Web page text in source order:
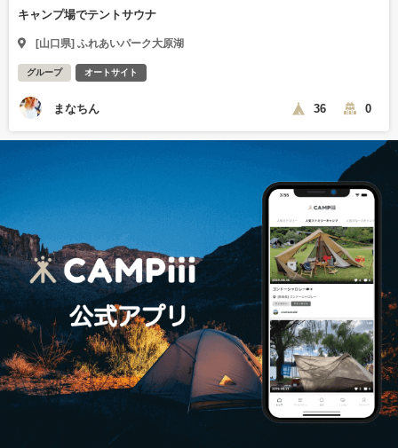
キャンプ場でテントサウナ
[山口県] ふれあいパーク大原湖
グループ オートサイト
まなちん 36 0